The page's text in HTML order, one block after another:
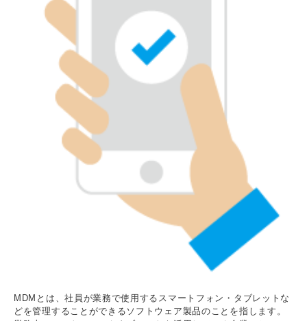
MDMとは、社員が業務で使用するスマートフォン・タブレットな
どを管理することができるソフトウェア製品のことを指します。